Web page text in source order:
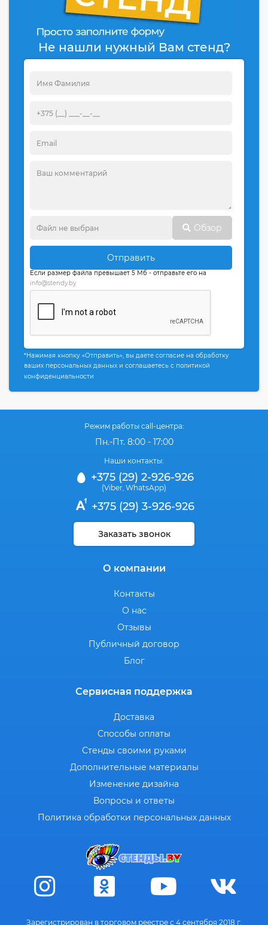
Не нашли нужный Вам стенд?
Обзор
Отправить
Если размер файла превышает 5 Мб - отправьте его на
info@stendy.by
*Нажимая кнопку «Отправить», вы даете согласие на обработку
ваших персональных данных и соглашаетесь с политикой
конфиденциальности
Режим работы call-центра:
Пн.-Пт. 8:00 - 17:00
Наши контакты:
+375 (29) 2-926-926
(Viber WhatsApp)
+375 (29) 3-926-926
Заказать звонок
О компании
Контакты
О нас
Отзывы
Публичный договор
Блог
Сервисная поддержка
Доставка
Способы оплаты
Стенды своими руками
Дополнительные материалы
Изменение дизайна
Вопросы и ответы
Политика обработки персональных данных
Зарегистрирован в торговом реестре с 4 сентября 2018 г.